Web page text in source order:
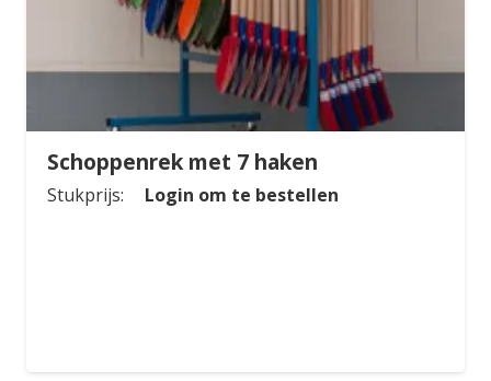
Schoppenrek met 7 haken
Stukprijs: Login om te bestellen